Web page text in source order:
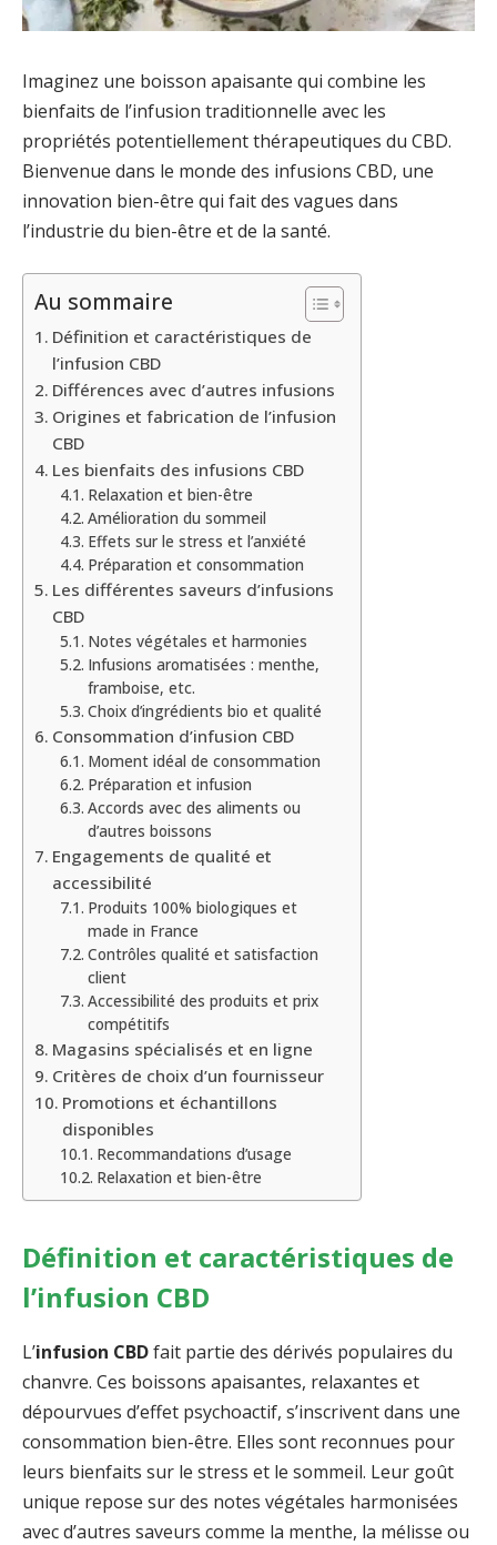
Imaginez une boisson apaisante qui combine les
bienfaits de l’infusion traditionnelle avec les
propriétés potentiellement thérapeutiques du CBD.
Bienvenue dans le monde des infusions CBD, une
innovation bien-être qui fait des vagues dans
l’industrie du bien-être et de la santé.
Au sommaire
Définition et caractéristiques de
l’infusion CBD
Différences avec d’autres infusions
Origines et fabrication de l’infusion
CBD
Les bienfaits des infusions CBD
Relaxation et bien-être
Amélioration du sommeil
Effets sur le stress et l’anxiété
Préparation et consommation
Les différentes saveurs d’infusions
CBD
Notes végétales et harmonies
Infusions aromatisées : menthe,
framboise, etc.
Choix d’ingrédients bio et qualité
Consommation d’infusion CBD
Moment idéal de consommation
Préparation et infusion
Accords avec des aliments ou
d’autres boissons
Engagements de qualité et
accessibilité
Produits 100% biologiques et
made in France
Contrôles qualité et satisfaction
client
Accessibilité des produits et prix
compétitifs
Magasins spécialisés et en ligne
Critères de choix d’un fournisseur
Promotions et échantillons
disponibles
Recommandations d’usage
Relaxation et bien-être
Définition et caractéristiques de
l’infusion CBD
L’infusion CBDfait partie des dérivés populaires du
chanvre. Ces boissons apaisantes, relaxantes et
dépourvues d’effet psychoactif, s’inscrivent dans une
consommation bien-être. Elles sont reconnues pour
leurs bienfaits sur le stress et le sommeil. Leur goût
unique repose sur des notes végétales harmonisées
avec d’autres saveurs comme la menthe, la mélisse ou